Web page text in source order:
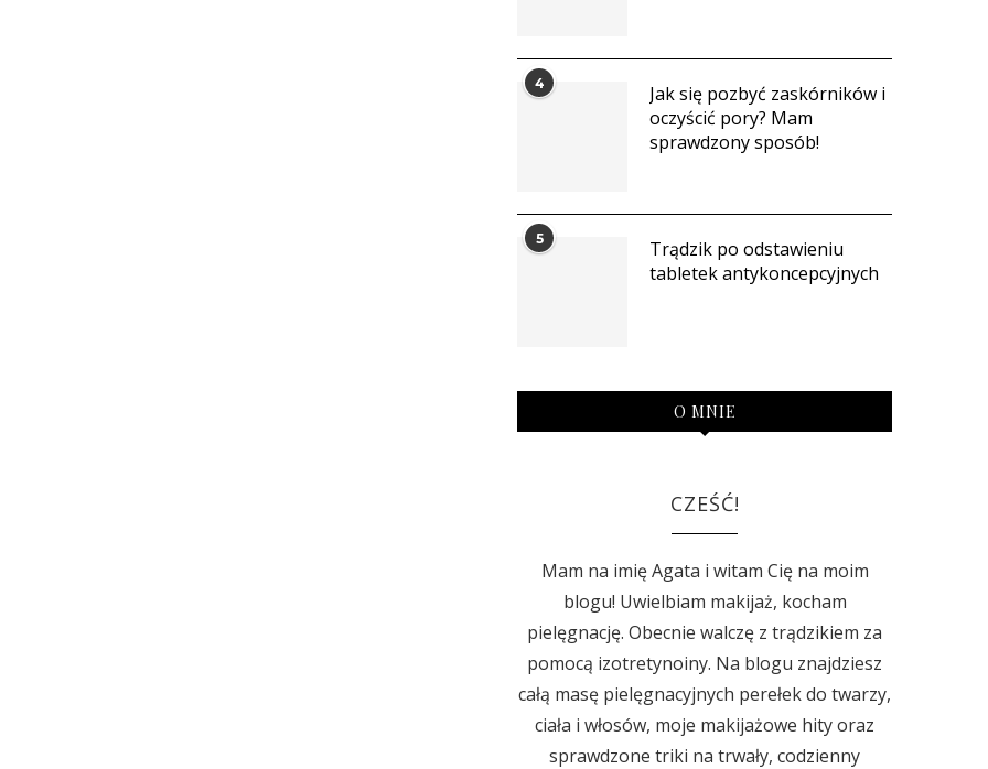
4
Jak się pozbyć zaskórników i
oczyścić pory? Mam
sprawdzony sposób!
5
Trądzik po odstawieniu
tabletek antykoncepcyjnych
O MNIE
CZEŚĆ!
Mam na imię Agata i witam Cię na moim
blogu! Uwielbiam makijaż, kocham
pielęgnację. Obecnie walczę z trądzikiem za
pomocą izotretynoiny. Na blogu znajdziesz
całą masę pielęgnacyjnych perełek do twarzy,
ciała i włosów, moje makijażowe hity oraz
sprawdzone triki na trwały, codzienny